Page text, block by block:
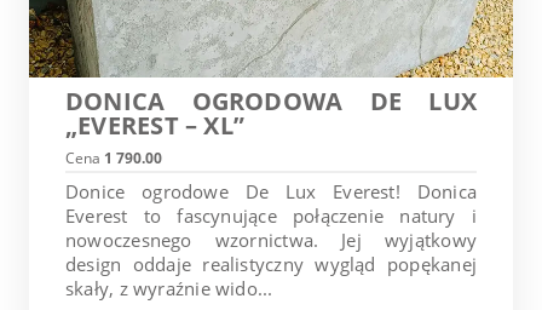
DONICA OGRODOWA DE LUX
„EVEREST – XL”
Cena 1 790.00
Donice ogrodowe De Lux Everest! Donica
Everest to fascynujące połączenie natury i
nowoczesnego wzornictwa. Jej wyjątkowy
design oddaje realistyczny wygląd popękanej
skały, z wyraźnie wido...